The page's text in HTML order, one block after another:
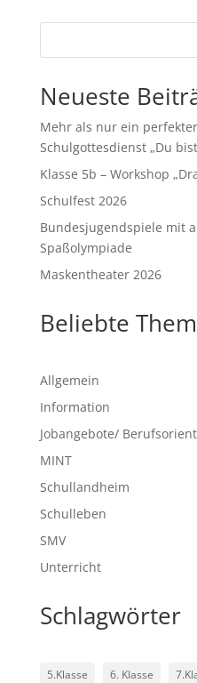
Neueste
Mehr als nur ein
Schulgottesdienst „Du
Klasse 5b – Workshop
Schulfest 2026
Bundesjugendspiele mit
Spaßolympiade
Maskentheater 2026
Beliebte
Allgemein
Information
Jobangebote/
MINT
Schullandheim
Schulleben
SMV
Unterricht
Schlagwörter
5.Klasse 6. Klasse